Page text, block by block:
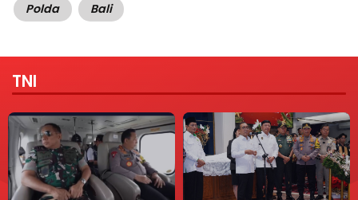
Polda Bali
TNI